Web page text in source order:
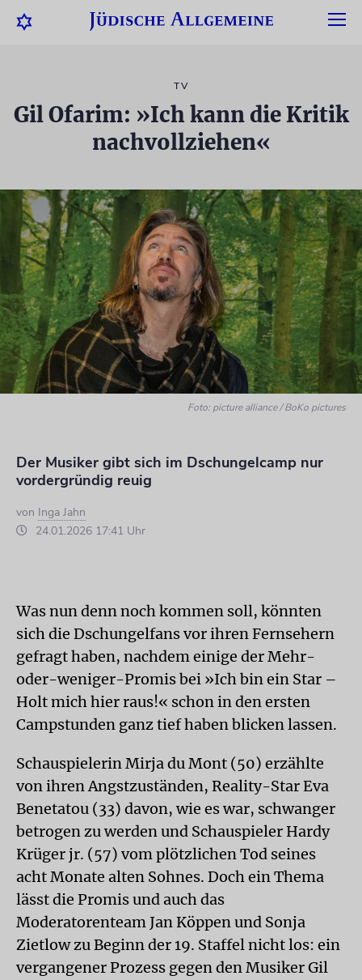
TV
Gil Ofarim: »Ich kann die Kritik
nachvollziehen«
Foto: picture alliance / BoKo pictures
Der Musiker gibt sich im Dschungelcamp nur
vordergründig reuig
von Inga Jahn
24.01.2026 17:41 Uhr
Was nun denn noch kommen soll, könnten
sich die Dschungelfans vor ihren Fernsehern
gefragt haben, nachdem einige der Mehr-
oder-weniger-Promis bei »Ich bin ein Star –
Holt mich hier raus!« schon in den ersten
Campstunden ganz tief haben blicken lassen.
Schauspielerin Mirja du Mont (50) erzählte
von ihren Angstzuständen, Reality-Star Eva
Benetatou (33) davon, wie es war, schwanger
betrogen zu werden und Schauspieler Hardy
Krüger jr. (57) vom plötzlichen Tod seines
acht Monate alten Sohnes. Doch ein Thema
lässt die Promis und auch das
Moderatorenteam Jan Köppen und Sonja
Zietlow zu Beginn der 19. Staffel nicht los: ein
vergangener Prozess gegen den Musiker Gil